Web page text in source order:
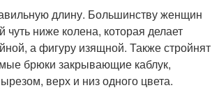
длину. Большинству женщин
чуть ниже колена, которая делает
а фигуру изящной. Также стройнят
брюки закрывающие каблук,
верх и низ одного цвета.